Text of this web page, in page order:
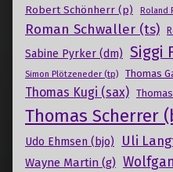
Robert Schönherr (p) Roland
Roman Schwaller (ts)
Sabine Pyrker (dm) Siggi
Simon Plötzeneder (tp) Thomas
Thomas Kugi (sax)
Thomas Scherrer
Udo Ehmsen (bjo)
Uli
Wayne Martin (g)